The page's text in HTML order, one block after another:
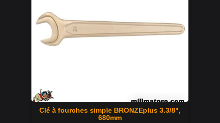
Clé à fourches simple BRONZEplus 3.3/8",
680mm